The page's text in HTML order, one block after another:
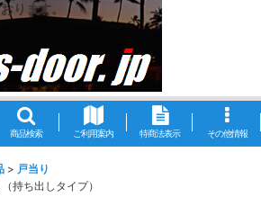
おります。
商品検索 ご利用案内 特商法表示 その他情報
> 戸当り
持ち出しタイプ）